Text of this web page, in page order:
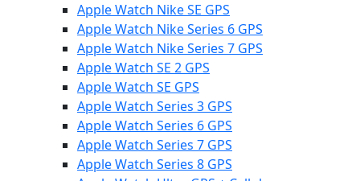
Apple Watch Nike SE GPS
Apple Watch Nike Series 6 GPS
Apple Watch Nike Series 7 GPS
Apple Watch SE 2 GPS
Apple Watch SE GPS
Apple Watch Series 3 GPS
Apple Watch Series 6 GPS
Apple Watch Series 7 GPS
Apple Watch Series 8 GPS